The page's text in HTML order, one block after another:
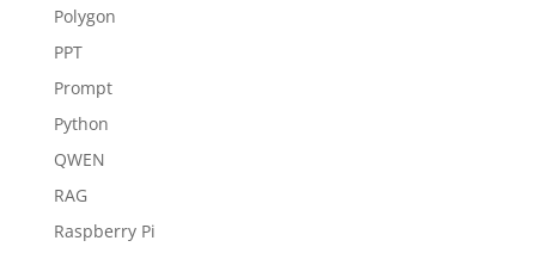
Polygon
PPT
Prompt
Python
QWEN
RAG
Raspberry Pi